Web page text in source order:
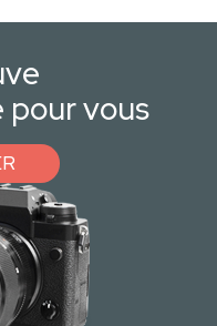
vous